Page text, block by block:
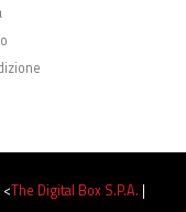
The Digital Box S.p.a. |